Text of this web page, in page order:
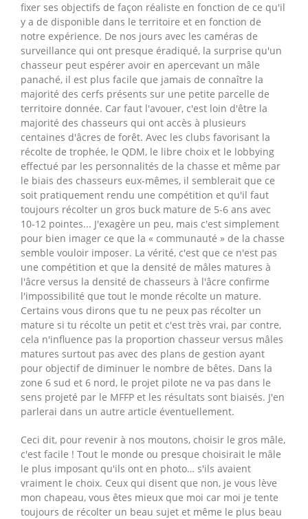
fixer ses objectifs de façon réaliste en fonction de ce qu'il
y a de disponible dans le territoire et en fonction de
notre expérience. De nos jours avec les caméras de
surveillance qui ont presque éradiqué, la surprise qu'un
chasseur peut espérer avoir en apercevant un mâle
panaché, il est plus facile que jamais de connaître la
majorité des cerfs présents sur une petite parcelle de
territoire donnée. Car faut l'avouer, c'est loin d'être la
majorité des chasseurs qui ont accès à plusieurs
centaines d'âcres de forêt. Avec les clubs favorisant la
récolte de trophée, le QDM, le libre choix et le lobbying
effectué par les personnalités de la chasse et même par
le biais des chasseurs eux-mêmes, il semblerait que ce
soit pratiquement rendu une compétition et qu'il faut
toujours récolter un gros buck mature de 5-6 ans avec
10-12 pointes... J'exagère un peu, mais c'est simplement
pour bien imager ce que la « communauté » de la chasse
semble vouloir imposer. La vérité, c'est que ce n'est pas
une compétition et que la densité de mâles matures à
l'âcre versus la densité de chasseurs à l'âcre confirme
l'impossibilité que tout le monde récolte un mature.
Certains vous dirons que tu ne peux pas récolter un
mature si tu récolte un petit et c'est très vrai, par contre,
cela n'influence pas la proportion chasseur versus mâles
matures surtout pas avec des plans de gestion ayant
pour objectif de diminuer le nombre de bêtes. Dans la
zone 6 sud et 6 nord, le projet pilote ne va pas dans le
sens projeté par le MFFP et les résultats sont biaisés. J'en
parlerai dans un autre article éventuellement.
Ceci dit, pour revenir à nos moutons, choisir le gros mâle,
c'est facile ! Tout le monde ou presque choisirait le mâle
le plus imposant qu'ils ont en photo… s'ils avaient
vraiment le choix. Ceux qui disent que non, je vous lève
mon chapeau, vous êtes mieux que moi car moi je tente
toujours de récolter un beau sujet et même le plus beau